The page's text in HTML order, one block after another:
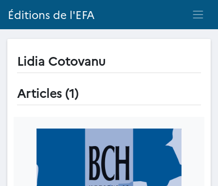
Éditions de l'EFA
Lidia Cotovanu
Articles (1)